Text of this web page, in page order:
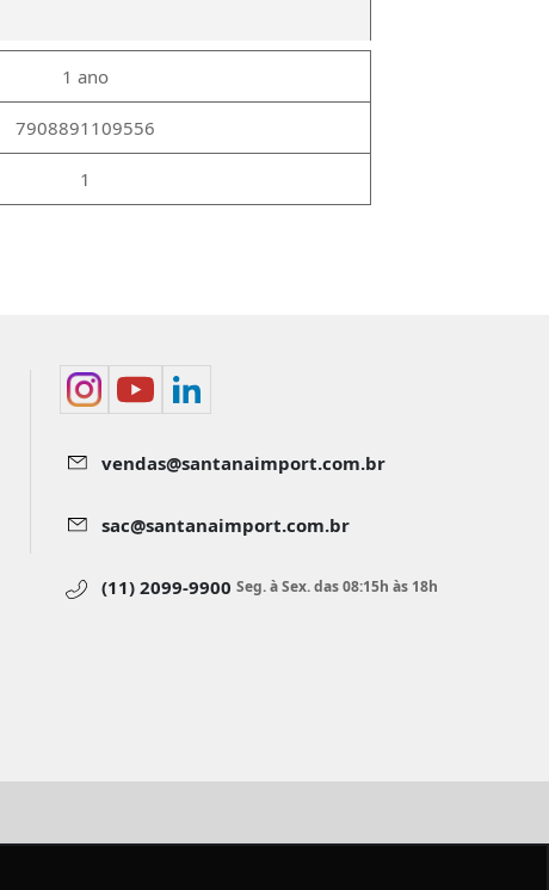
1 ano
7908891109556
1
vendas@santanaimport.com.br
sac@santanaimport.com.br
(11) 2099-9900 Seg. à Sex. das 08:15h às 18h